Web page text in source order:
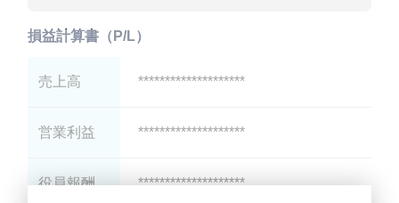
損益計算書（P/L）
売上高 ********************
営業利益 ********************
役員報酬 ********************